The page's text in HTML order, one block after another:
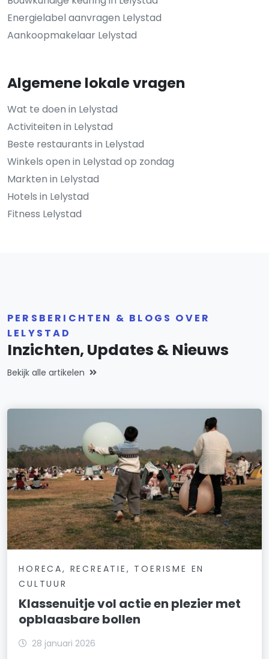
Energielabel aanvragen Lelystad
Aankoopmakelaar Lelystad
Algemene lokale vragen
Wat te doen in Lelystad
Activiteiten in Lelystad
Beste restaurants in Lelystad
Winkels open in Lelystad op zondag
Markten in Lelystad
Hotels in Lelystad
Fitness Lelystad
PERSBERICHTEN & BLOGS OVER
LELYSTAD
Inzichten, Updates & Nieuws
Bekijk alle artikelen
HORECA, RECREATIE, TOERISME EN
CULTUUR
Klassenuitje vol actie en plezier met
opblaasbare bollen
28 januari 2026